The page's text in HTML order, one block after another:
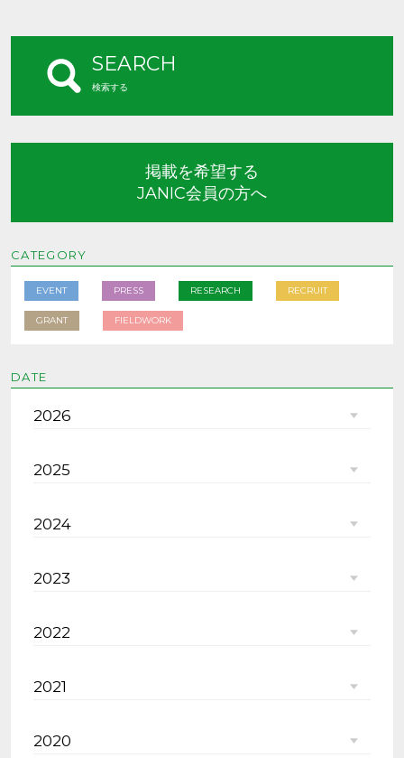
SEARCH
検索する
掲載を希望する
JANIC会員の方へ
CATEGORY
EVENT PRESS RESEARCH RECRUIT
GRANT FIELDWORK
DATE
2026
2025
2024
2023
2022
2021
2020